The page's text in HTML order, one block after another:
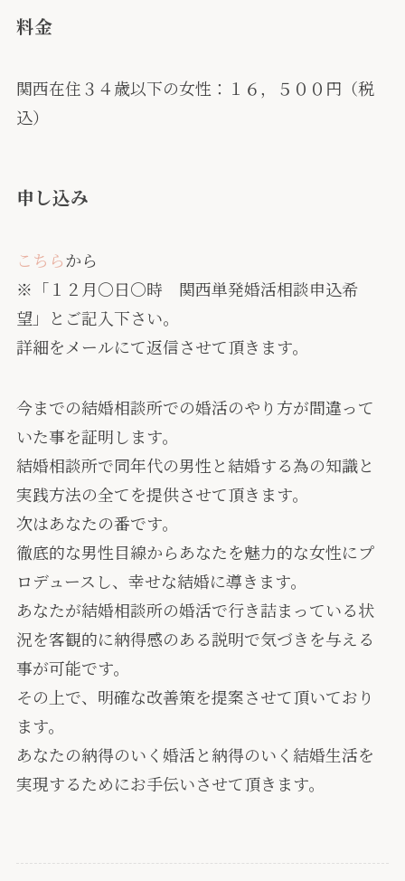
料金
関西在住３４歳以下の女性：１６，５００円（税
込）
申し込み
こちらから
※「１２月〇日〇時 関西単発婚活相談申込希
望」とご記入下さい。
詳細をメールにて返信させて頂きます。
今までの結婚相談所での婚活のやり方が間違って
いた事を証明します。
結婚相談所で同年代の男性と結婚する為の知識と
実践方法の全てを提供させて頂きます。
次はあなたの番です。
徹底的な男性目線からあなたを魅力的な女性にプ
ロデュースし、幸せな結婚に導きます。
あなたが結婚相談所の婚活で行き詰まっている状
況を客観的に納得感のある説明で気づきを与える
事が可能です。
その上で、明確な改善策を提案させて頂いており
ます。
あなたの納得のいく婚活と納得のいく結婚生活を
実現するためにお手伝いさせて頂きます。